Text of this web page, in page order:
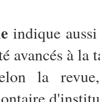
indique aussi
avancés à la
la